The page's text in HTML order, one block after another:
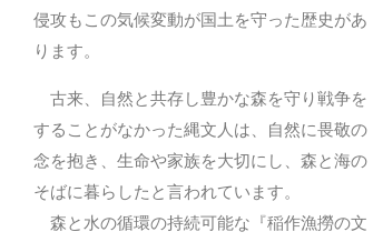
侵攻もこの気候変動が国土を守った歴史があ
ります。
古来、自然と共存し豊かな森を守り戦争を
することがなかった縄文人は、自然に畏敬の
念を抱き、生命や家族を大切にし、森と海の
そばに暮らしたと言われています。
森と水の循環の持続可能な『稲作漁撈の文